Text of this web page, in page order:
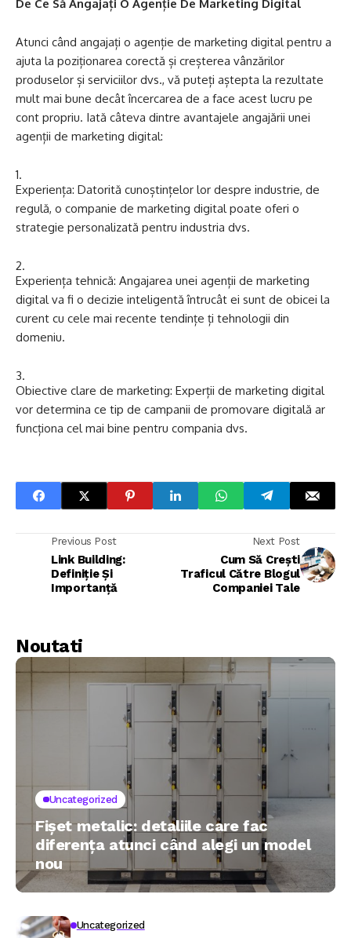
De Ce Să Angajați O Agenție De Marketing Digital
Atunci când angajați o agenție de marketing digital pentru a
ajuta la poziționarea corectă și creșterea vânzărilor
produselor și serviciilor dvs., vă puteți aștepta la rezultate
mult mai bune decât încercarea de a face acest lucru pe
cont propriu. Iată câteva dintre avantajele angajării unei
agenții de marketing digital:
Experiența: Datorită cunoștințelor lor despre industrie, de
regulă, o companie de marketing digital poate oferi o
strategie personalizată pentru industria dvs.
Experiența tehnică: Angajarea unei agenții de marketing
digital va fi o decizie inteligentă întrucât ei sunt de obicei la
curent cu cele mai recente tendințe ți tehnologii din
domeniu.
Obiective clare de marketing: Experții de marketing digital
vor determina ce tip de campanii de promovare digitală ar
funcționa cel mai bine pentru compania dvs.
Previous Post
Link Building:
Definiție Și
Importanță
Next Post
Cum Să Crești
Traficul Către Blogul
Companiei Tale
Noutati
Uncategorized
Fișet metalic: detaliile care fac
diferența atunci când alegi un model
nou
Uncategorized